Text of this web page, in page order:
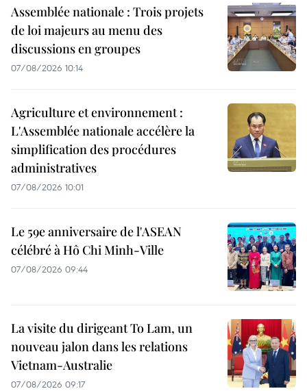
Assemblée nationale : Trois projets
de loi majeurs au menu des
discussions en groupes
07/08/2026 10:14
Agriculture et environnement :
L'Assemblée nationale accélère la
simplification des procédures
administratives
07/08/2026 10:01
Le 59e anniversaire de l'ASEAN
célébré à Hô Chi Minh-Ville
07/08/2026 09:44
La visite du dirigeant To Lam, un
nouveau jalon dans les relations
Vietnam-Australie
07/08/2026 09:17